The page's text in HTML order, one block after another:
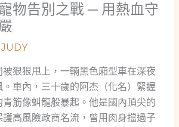
物告別之戰 ─ 用熱血守
JUDY
被狠狠甩上，一輛黑色廂型車在深夜
車內，三十歲的阿杰（化名）緊握
筋像虯龍般暴起。他是國內頂尖的
高風險政商名流，曾用肉身擋過子